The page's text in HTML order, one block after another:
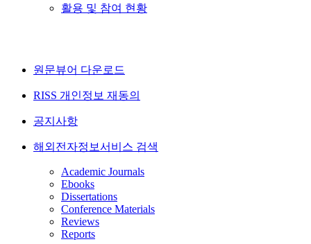
활용 및 참여 현황
원문뷰어 다운로드
RISS 개인정보 재동의
공지사항
해외전자정보서비스 검색
Academic Journals
Ebooks
Dissertations
Conference Materials
Reviews
Reports